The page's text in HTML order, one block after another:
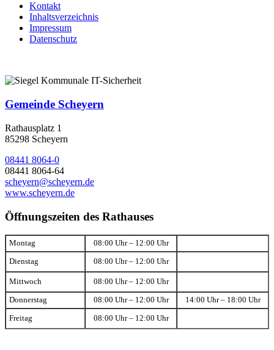
Kontakt
Inhaltsverzeichnis
Impressum
Datenschutz
Gemeinde Scheyern
Rathausplatz 1
85298 Scheyern
08441 8064-0
08441 8064-64
scheyern@scheyern.de
www.scheyern.de
Öffnungszeiten des Rathauses
Montag 08:00 Uhr – 12:00 Uhr
Dienstag 08:00 Uhr – 12:00 Uhr
Mittwoch 08:00 Uhr – 12:00 Uhr
Donnerstag 08:00 Uhr – 12:00 Uhr 14:00 Uhr – 18:00 Uhr
Freitag 08:00 Uhr – 12:00 Uhr